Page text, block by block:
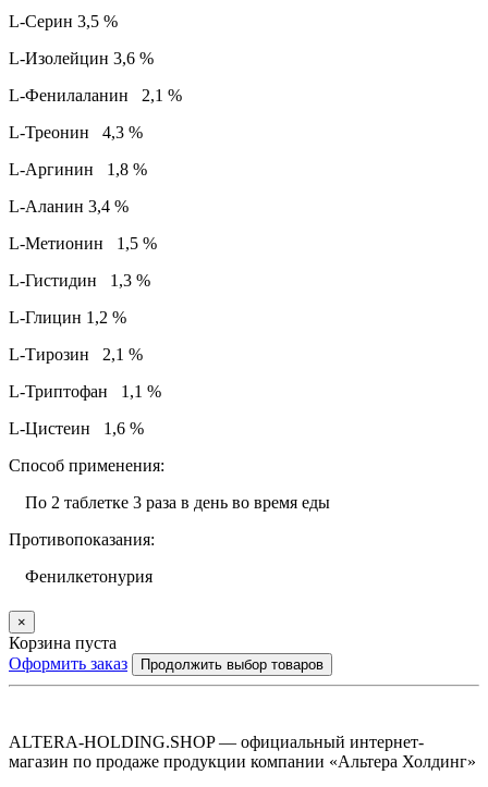
L-Серин 3,5 %
L-Изолейцин 3,6 %
L-Фенилаланин 2,1 %
L-Треонин 4,3 %
L-Аргинин 1,8 %
L-Аланин 3,4 %
L-Метионин 1,5 %
L-Гистидин 1,3 %
L-Глицин 1,2 %
L-Тирозин 2,1 %
L-Триптофан 1,1 %
L-Цистеин 1,6 %
Способ применения:
По 2 таблетке 3 раза в день во время еды
Противопоказания:
Фенилкетонурия
×
Корзина пуста
Оформить заказ
Продолжить выбор товаров
ALTERA-HOLDING.SHOP — официальный интернет-
магазин по продаже продукции компании «Альтера Холдинг»